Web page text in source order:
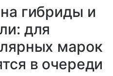
гибриды и
для
марок
в очереди